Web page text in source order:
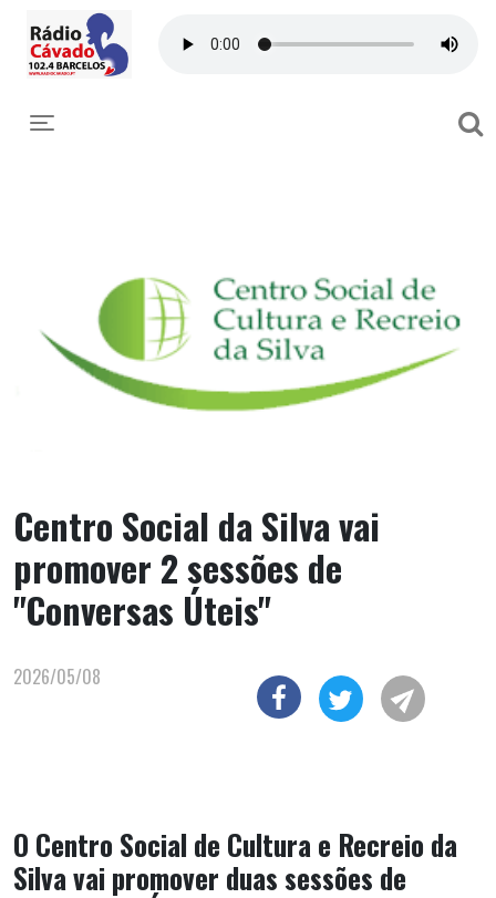
Toggle navigation
Centro Social da Silva vai
promover 2 sessões de
"Conversas Úteis"
2026/05/08
O Centro Social de Cultura e Recreio da
Silva vai promover duas sessões de